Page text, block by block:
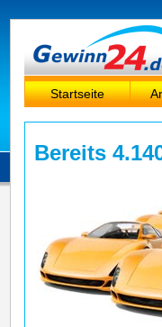
Startseite
Bereits